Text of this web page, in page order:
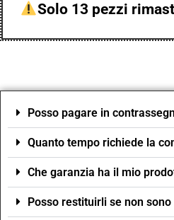
Solo 13 pezzi
Posso pagare in
Quanto tempo richiede la
Che garanzia ha il mio
Posso restituirli se non